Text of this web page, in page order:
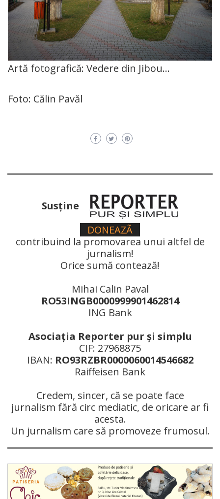
Artă fotografică: Vedere din Jibou…
Foto: Călin Pavăl
Susţine
DONEAZÃ
contribuind la promovarea unui altfel de
jurnalism!
Orice sumă contează!
Mihai Calin Paval
RO53INGB0000999901462814
ING Bank
Asociaţia Reporter pur şi simplu
CIF: 27968875
IBAN: RO93RZBR0000060014546682
Raiffeisen Bank
Credem, sincer, că se poate face
jurnalism fără circ mediatic, de oricare ar fi
acesta.
Un jurnalism care să promoveze frumosul.